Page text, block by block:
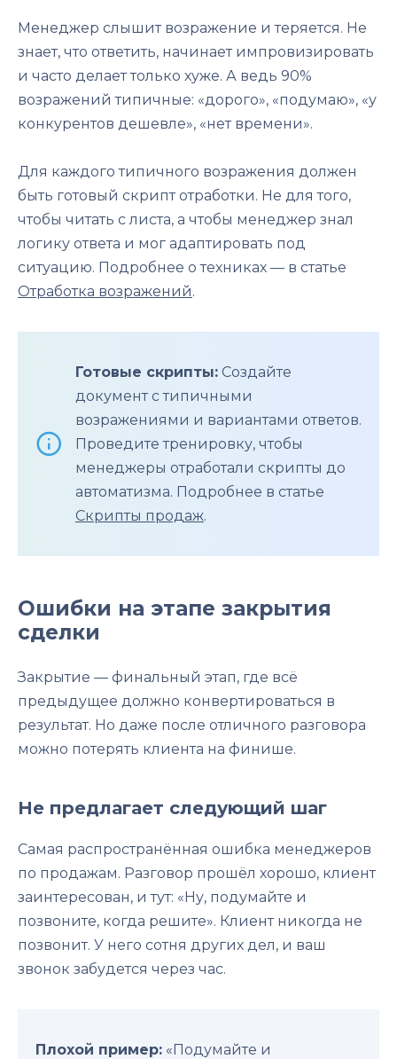
Менеджер слышит возражение и теряется. Не
знает, что ответить, начинает импровизировать
и часто делает только хуже. А ведь 90%
возражений типичные: «дорого», «подумаю», «у
конкурентов дешевле», «нет времени».
Для каждого типичного возражения должен
быть готовый скрипт отработки. Не для того,
чтобы читать с листа, а чтобы менеджер знал
логику ответа и мог адаптировать под
ситуацию. Подробнее о техниках — в статье
Отработка возражений.
Готовые скрипты: Создайте
документ с типичными
возражениями и вариантами ответов.
Проведите тренировку, чтобы
менеджеры отработали скрипты до
автоматизма. Подробнее в статье
Скрипты продаж.
Ошибки на этапе закрытия
сделки
Закрытие — финальный этап, где всё
предыдущее должно конвертироваться в
результат. Но даже после отличного разговора
можно потерять клиента на финише.
Не предлагает следующий шаг
Самая распространённая ошибка менеджеров
по продажам. Разговор прошёл хорошо, клиент
заинтересован, и тут: «Ну, подумайте и
позвоните, когда решите». Клиент никогда не
позвонит. У него сотня других дел, и ваш
звонок забудется через час.
Плохой пример: «Подумайте и